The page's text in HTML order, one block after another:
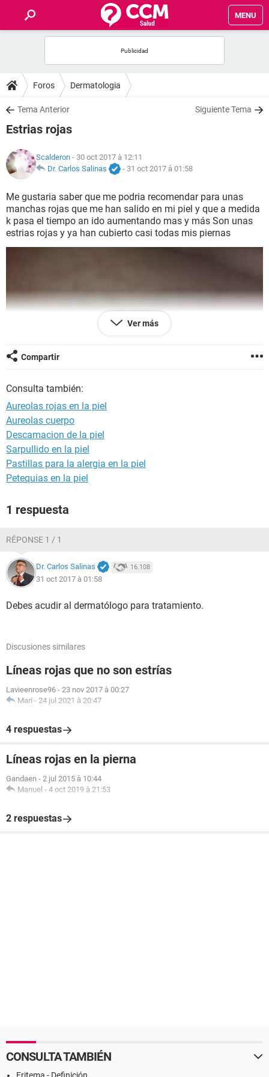
MENU
FORUMS
SALUD
NUTRICIÓN
BIENESTAR
SEXUALIDAD
Foros Dermatologia
Tema Anterior Siguiente Tema
Estrias rojas
Scalderon - 30 oct 2017 à 12:11
Dr. Carlos Salinas
- 31 oct 2017 à 01:58
Me gustaria saber que me podria recomendar para unas
manchas rojas que me han salido en mi piel y que a medida
k pasa el tiempo an ido aumentando mas y más Son unas
estrias rojas y ya han cubierto casi todas mis piernas
Ver más
Compartir
Consulta también:
Aureolas rojas en la piel
Aureolas cuerpo
Descamacion de la piel
Sarpullido en la piel
Pastillas para la alergia en la piel
Petequias en la piel
1 respuesta
RÉPONSE 1 / 1
Dr. Carlos Salinas 16.108
31 oct 2017 à 01:58
Debes acudir al dermatólogo para tratamiento.
Discusiones similares
Líneas rojas que no son estrías
Lavieenrose96 - 23 nov 2017 à 00:27
Mari - 24 jul 2021 à 20:47
4 respuestas
Líneas rojas en la pierna
Gandaen - 2 jul 2015 à 10:44
Manuel - 4 oct 2019 à 21:53
2 respuestas
CONSULTA TAMBIÉN